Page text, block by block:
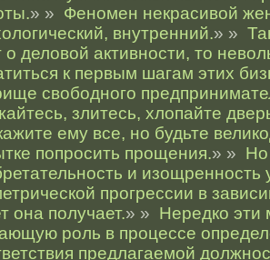
» » Феномен некрасивой
внутренний.» »
о деловой активности, то
к первым шагам этих
свободного
злитесь, хлопайте
ему все, но будьте
попросить прощения.» » Но
и
прогрессии в
она получает.» » Нередко эти
роль в процессе
предлагаемой